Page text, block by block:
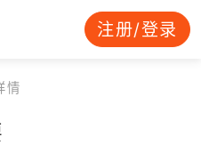
注册/登录
情